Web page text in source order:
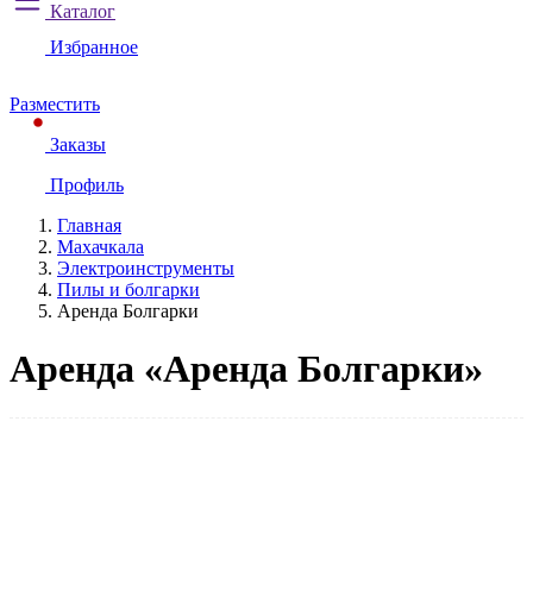
Каталог
Избранное
Разместить
Заказы
Профиль
Главная
Махачкала
Электроинструменты
Пилы и болгарки
Аренда Болгарки
Аренда «Аренда Болгарки»